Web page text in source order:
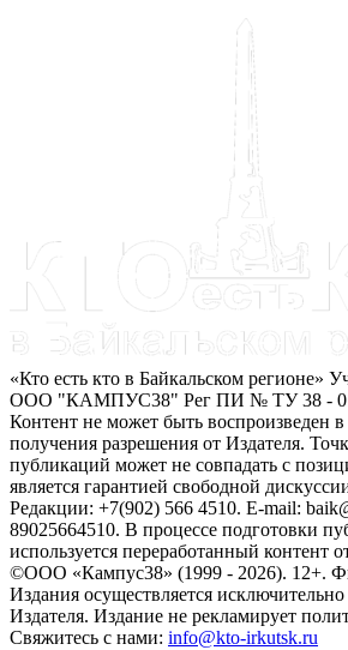
«Кто есть кто в Байкальском регионе»
ООО "КАМПУС38" Рег ПИ № ТУ 38 -
Контент не может быть воспроизведен
получения разрешения от Издателя.
публикаций может не совпадать с
является гарантией свободной
Редакции: +7(902) 566 4510. E-mail:
89025664510. В процессе подготовки
используется переработанный контент
©ООО «Кампус38» (1999 - 2026). 12+.
Издания осуществляется исключительно
Издателя. Издание не рекламирует
Свяжитесь с нами: info@kto-irkutsk.ru